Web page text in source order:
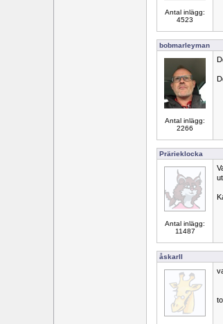
Antal inlägg:
4523
bobmarleyman
Antal inlägg:
2266
Prärieklocka
Antal inlägg:
11487
åskarll